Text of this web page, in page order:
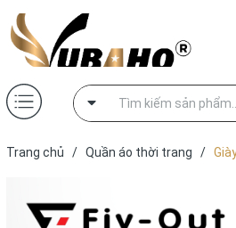
Trang chủ / Quần áo thời trang /